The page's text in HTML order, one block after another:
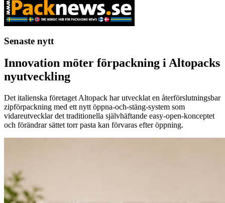
Senaste nytt
Innovation möter förpackning i Altopacks
nyutveckling
Det italienska företaget Altopack har utvecklat en återförslutningsbar
zipförpackning med ett nytt öppna-och-stäng-system som
vidareutvecklar det traditionella självhäftande easy-open-konceptet
och förändrar sättet torr pasta kan förvaras efter öppning.